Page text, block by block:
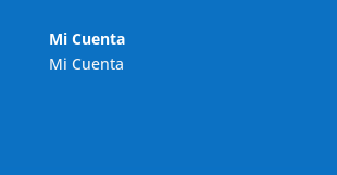
Mi Cuenta
Mi Cuenta